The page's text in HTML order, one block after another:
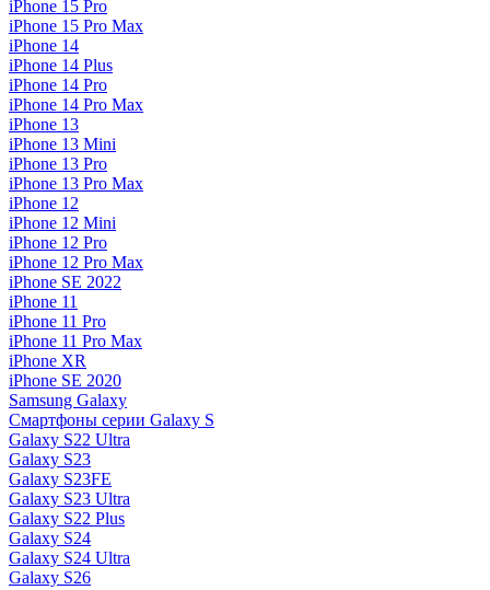
iPhone 15 Pro
iPhone 15 Pro Max
iPhone 14
iPhone 14 Plus
iPhone 14 Pro
iPhone 14 Pro Max
iPhone 13
iPhone 13 Mini
iPhone 13 Pro
iPhone 13 Pro Max
iPhone 12
iPhone 12 Mini
iPhone 12 Pro
iPhone 12 Pro Max
iPhone SE 2022
iPhone 11
iPhone 11 Pro
iPhone 11 Pro Max
iPhone XR
iPhone SE 2020
Samsung Galaxy
Смартфоны серии Galaxy S
Galaxy S22 Ultra
Galaxy S23
Galaxy S23FE
Galaxy S23 Ultra
Galaxy S22 Plus
Galaxy S24
Galaxy S24 Ultra
Galaxy S26